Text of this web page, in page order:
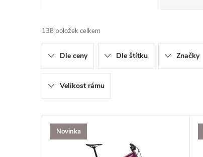
a
z
e
n
í
p
138 položek celkem
Dle ceny Dle štítku Značky
Velikost rámu
VNovinka